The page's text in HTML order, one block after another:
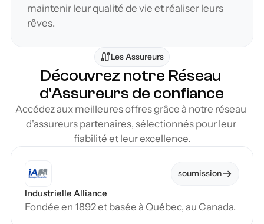
maintenir leur qualité de vie et réaliser leurs
rêves.
Les Assureurs
Découvrez notre Réseau
d'Assureurs de confiance
Accédez aux meilleures offres grâce à notre réseau
d'assureurs partenaires, sélectionnés pour leur
fiabilité et leur excellence.
soumission
Industrielle Alliance
Fondée en 1892 et basée à Québec, au Canada.